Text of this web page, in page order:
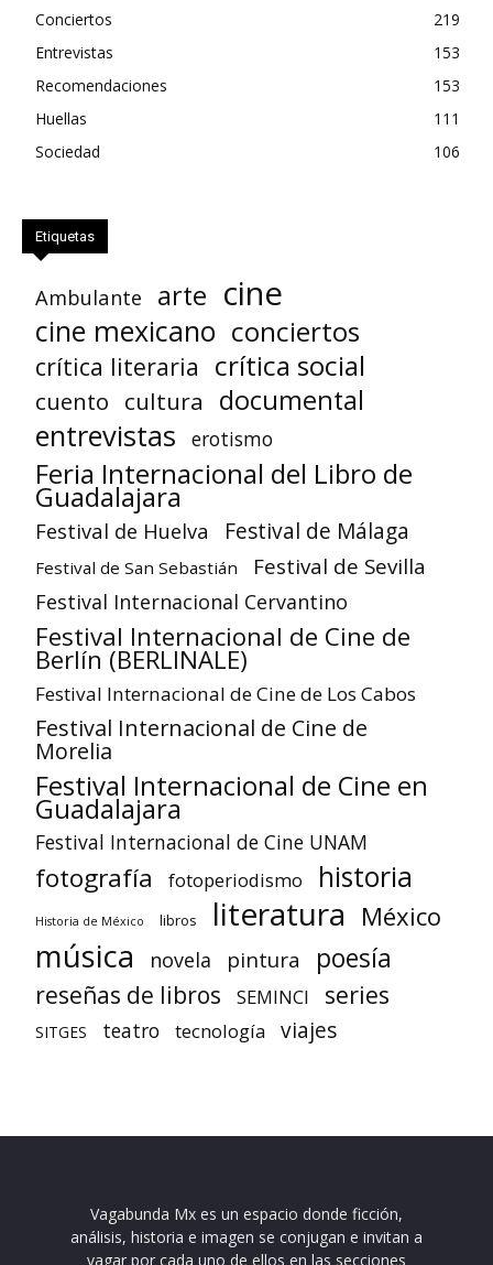
Conciertos
219
Entrevistas
153
Recomendaciones
153
Huellas
111
Sociedad
106
Etiquetas
Ambulante arte cine
cine mexicano conciertos
crítica literaria crítica social
cuento cultura documental
entrevistas erotismo
Feria Internacional del Libro de
Guadalajara
Festival de Huelva Festival de Málaga
Festival de San Sebastián Festival de Sevilla
Festival Internacional Cervantino
Festival Internacional de Cine de
Berlín (BERLINALE)
Festival Internacional de Cine de Los Cabos
Festival Internacional de Cine de
Morelia
Festival Internacional de Cine en
Guadalajara
Festival Internacional de Cine UNAM
fotografía fotoperiodismo historia
Historia de México libros literatura México
música novela pintura poesía
reseñas de libros SEMINCI series
SITGES teatro tecnología viajes
Vagabunda Mx es un espacio donde ficción,
análisis, historia e imagen se conjugan e invitan a
vagar por cada uno de ellos en las secciones